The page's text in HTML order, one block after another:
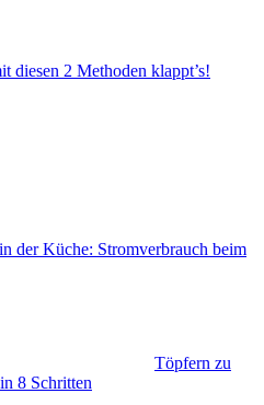
diesen 2 Methoden klappt’s!
der Küche: Stromverbrauch beim
Töpfern zu
8 Schritten